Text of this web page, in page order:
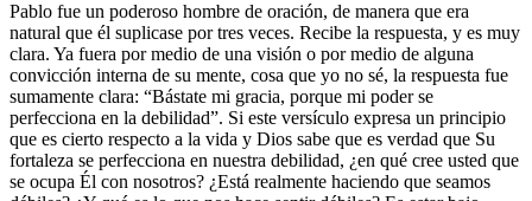
Pablo fue un poderoso hombre de oración, de manera que era
natural que él suplicase por tres veces. Recibe la respuesta, y es muy
clara. Ya fuera por medio de una visión o por medio de alguna
convicción interna de su mente, cosa que yo no sé, la respuesta fue
sumamente clara: “Bástate mi gracia, porque mi poder se
perfecciona en la debilidad”. Si este versículo expresa un principio
que es cierto respecto a la vida y Dios sabe que es verdad que Su
fortaleza se perfecciona en nuestra debilidad, ¿en qué cree usted que
se ocupa Él con nosotros? ¿Está realmente haciendo que seamos